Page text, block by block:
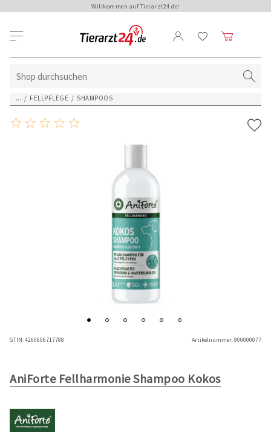
Willkommen auf Tierarzt24.de!
... / FELLPFLEGE / SHAMPOOS
GTIN:4260606717788 Artikelnummer:900000077
AniForte Fellharmonie Shampoo Kokos